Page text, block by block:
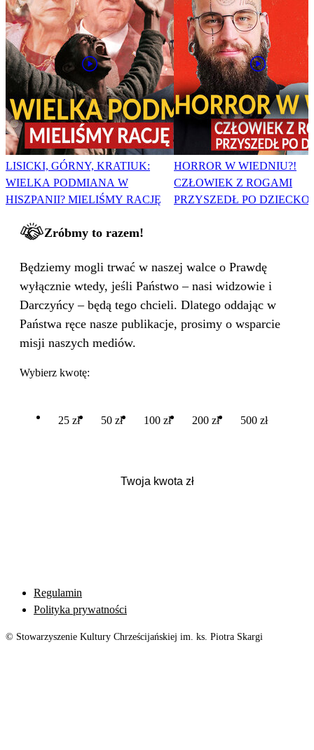
LISICKI, GÓRNY, KRATIUK:
WIELKA PODMIANA W
HISZPANII? MIELIŚMY RACJĘ
HORROR W WIEDNIU?!
CZŁOWIEK Z ROGAMI
PRZYSZEDŁ PO DZIECKO
Zróbmy to razem!
Będziemy mogli trwać w naszej walce o Prawdę
wyłącznie wtedy, jeśli Państwo – nasi widzowie i
Darczyńcy – będą tego chcieli. Dlatego oddając w
Państwa ręce nasze publikacje, prosimy o wsparcie
misji naszych mediów.
Wybierz kwotę:
25 zł 50 zł 100 zł 200 zł 500 zł
Regulamin
Polityka prywatności
© Stowarzyszenie Kultury Chrześcijańskiej im. ks. Piotra Skargi